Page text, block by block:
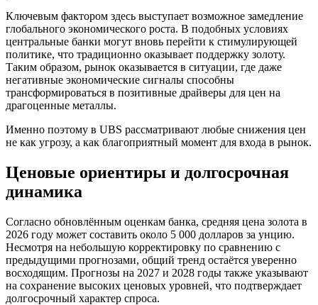
Ключевым фактором здесь выступает возможное замедление
глобального экономического роста. В подобных условиях
центральные банки могут вновь перейти к стимулирующей
политике, что традиционно оказывает поддержку золоту.
Таким образом, рынок оказывается в ситуации, где даже
негативные экономические сигналы способны
трансформироваться в позитивные драйверы для цен на
драгоценные металлы.
Именно поэтому в UBS рассматривают любые снижения цен
не как угрозу, а как благоприятный момент для входа в рынок.
Ценовые ориентиры и долгосрочная
динамика
Согласно обновлённым оценкам банка, средняя цена золота в
2026 году может составить около 5 000 долларов за унцию.
Несмотря на небольшую корректировку по сравнению с
предыдущими прогнозами, общий тренд остаётся уверенно
восходящим. Прогнозы на 2027 и 2028 годы также указывают
на сохранение высоких ценовых уровней, что подтверждает
долгосрочный характер спроса.